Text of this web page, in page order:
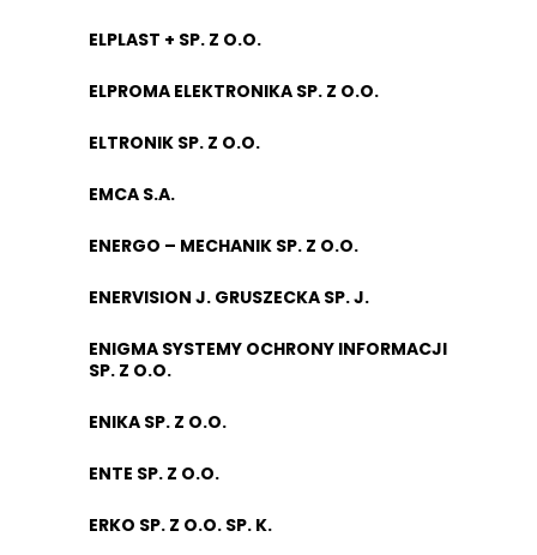
ELPLAST + SP. Z O.O.
ELPROMA ELEKTRONIKA SP. Z O.O.
ELTRONIK SP. Z O.O.
EMCA S.A.
ENERGO – MECHANIK SP. Z O.O.
ENERVISION J. GRUSZECKA SP. J.
ENIGMA SYSTEMY OCHRONY INFORMACJI
SP. Z O.O.
ENIKA SP. Z O.O.
ENTE SP. Z O.O.
ERKO SP. Z O.O. SP. K.